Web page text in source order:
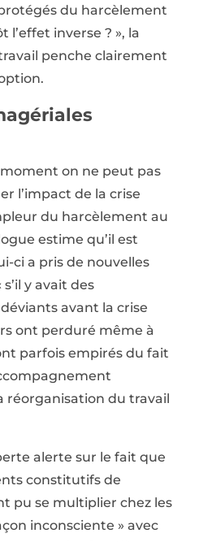
du harcèlement
l’effet inverse ? », la
penche clairement
on ne peut pas
l’impact de la crise
du harcèlement au
estime qu’il est
ci a pris de nouvelles
y avait des
avant la crise
ont perduré même à
parfois empirés du fait
réorganisation du travail
alerte sur le fait que
constitutifs de
pu se multiplier chez les
inconsciente » avec